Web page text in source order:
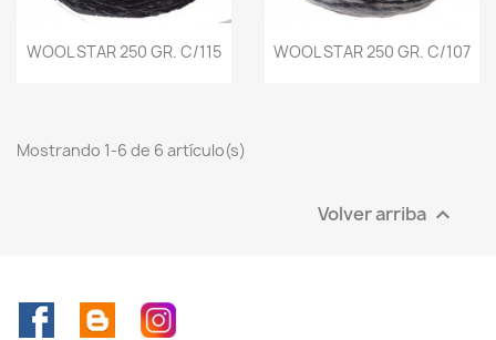
WOOL STAR 250 GR. C/115 WOOL STAR 250 GR. C/107
Mostrando 1-6 de 6 artículo(s)
Volver arriba 
FacebookRss Instagram